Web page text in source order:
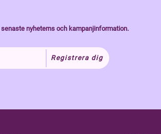
nyheterns och kampanjinformation.
Registrera dig